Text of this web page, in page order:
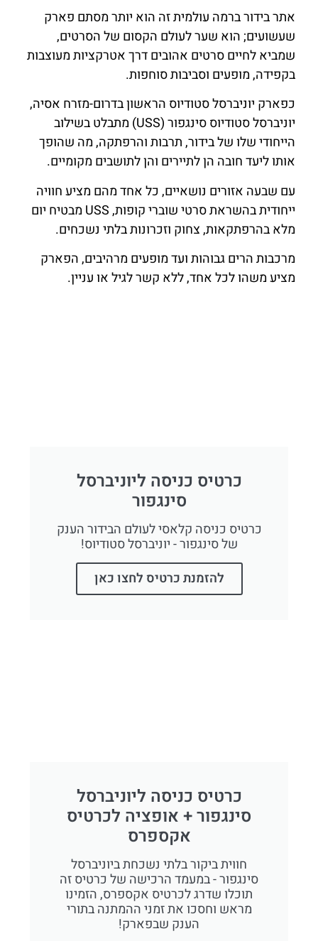
אתר בידור ברמה עולמית זה הוא יותר מסתם פארק
שעשועים; הוא שער לעולם הקסום של הסרטים,
שמביא לחיים סרטים אהובים דרך אטרקציות מעוצבות
בקפידה, מופעים וסביבות סוחפות.
כפארק יוניברסל סטודיוס הראשון בדרום-מזרח אסיה,
יוניברסל סטודיוס סינגפור (USS) מתבלט בשילוב
הייחודי שלו של בידור, תרבות והרפתקה, מה שהופך
אותו ליעד חובה הן לתיירים והן לתושבים מקומיים.
עם שבעה אזורים נושאיים, כל אחד מהם מציע חוויה
ייחודית בהשראת סרטי שוברי קופות, USS מבטיח יום
מלא בהרפתקאות, צחוק וזכרונות בלתי נשכחים.
מרכבות הרים גבוהות ועד מופעים מרהיבים, הפארק
מציע משהו לכל אחד, ללא קשר לגיל או עניין.
כרטיס כניסה ליוניברסל
סינגפור
כרטיס כניסה קלאסי לעולם הבידור הענק
של סינגפור - יוניברסל סטודיוס!
להזמנת כרטיס לחצו כאן
כרטיס כניסה ליוניברסל
סינגפור + אופציה לכרטיס
אקספרס
חווית ביקור בלתי נשכחת ביוניברסל
סינגפור - במעמד הרכישה של כרטיס זה
תוכלו שדרג לכרטיס אקספרס, הזמינו
מראש וחסכו את זמני ההמתנה בתורי
הענק שבפארק!